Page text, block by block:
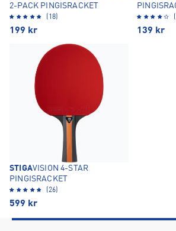
2-PACK PINGISRACKET
(18)
199 kr 139 kr
STIGAVISION 4-STAR
PINGISRACKET
(26)
599 kr